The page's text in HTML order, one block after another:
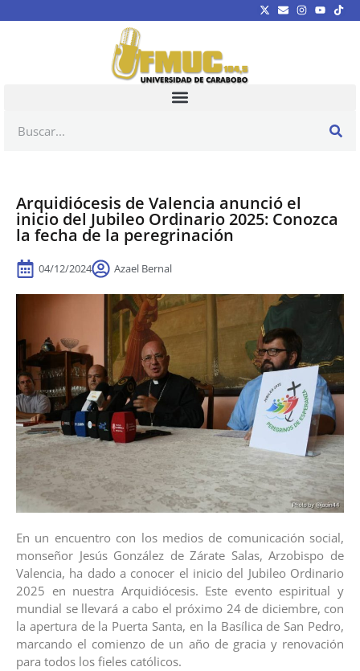
Arquidiócesis de Valencia anunció el
inicio del Jubileo Ordinario 2025: Conozca
la fecha de la peregrinación
04/12/2024 Azael Bernal
En un encuentro con los medios de comunicación social,
monseñor Jesús González de Zárate Salas, Arzobispo de
Valencia, ha dado a conocer el inicio del Jubileo Ordinario
2025 en nuestra Arquidiócesis. Este evento espiritual y
mundial se llevará a cabo el próximo 24 de diciembre, con
la apertura de la Puerta Santa, en la Basílica de San Pedro,
marcando el comienzo de un año de gracia y renovación
para todos los fieles católicos.